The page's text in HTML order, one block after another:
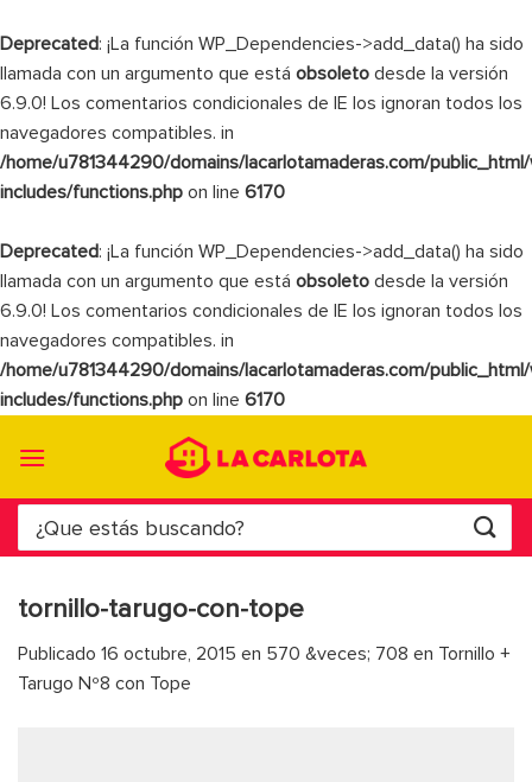
Deprecated: ¡La función WP_Dependencies->add_data() ha sido
llamada con un argumento que está obsoleto desde la versión
6.9.0! Los comentarios condicionales de IE los ignoran todos los
navegadores compatibles. in
/home/u781344290/domains/lacarlotamaderas.com/
includes/functions.php on line 6170
Deprecated: ¡La función WP_Dependencies->add_data() ha sido
llamada con un argumento que está obsoleto desde la versión
6.9.0! Los comentarios condicionales de IE los ignoran todos los
navegadores compatibles. in
/home/u781344290/domains/lacarlotamaderas.com/
includes/functions.php on line 6170
Buscar
por:
tornillo-tarugo-con-tope
Publicado 16 octubre, 2015 en 570 &veces; 708 en Tornillo +
Tarugo Nº8 con Tope